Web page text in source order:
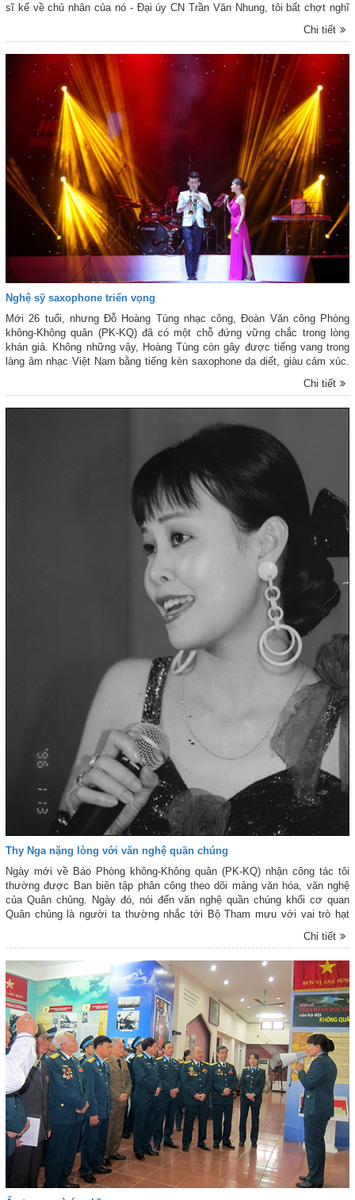
sĩ kể về chủ nhân của nó - Đại úy CN Trần Văn Nhung, tôi bất chợt nghĩ
Chi tiết
Nghệ sỹ saxophone triển vọng
Mới 26 tuổi, nhưng Đỗ Hoàng Tùng nhạc công, Đoàn Văn công Phòng
không-Không quân (PK-KQ) đã có một chỗ đứng vững chắc trong lòng
khán giả. Không những vậy, Hoàng Tùng còn gây được tiếng vang trong
làng âm nhạc Việt Nam bằng tiếng kèn saxophone da diết, giàu cảm xúc.
Anh được giới âm nhạc đánh giá là một trong những nghệ sĩ saxophone
Chi tiết
Thy Nga nặng lòng với văn nghệ quần chúng
Ngày mới về Báo Phòng không-Không quân (PK-KQ) nhận công tác tôi
thường được Ban biên tập phân công theo dõi mảng văn hóa, văn nghệ
của Quân chủng. Ngày đó, nói đến văn nghệ quần chúng khối cơ quan
Quân chủng là người ta thường nhắc tới Bộ Tham mưu với vai trò hạt
nhân - Thy Nga. Sở hữu giọng hát cao khỏe, ấn tượng nên chị luôn là
giọng ca chủ công trong nhiều tiết mục, thậm chí, nhiều chương trình chị
Chi tiết